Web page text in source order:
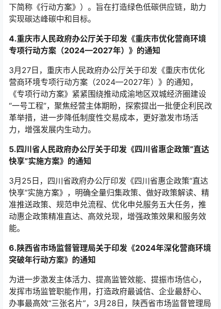
下简称《行动方案》）。旨在打造绿色低碳供应链，助力
实现碳达峰碳中和目标。
4.重庆市人民政府办公厅关于印发《重庆市优化营商环境
专项行动方案（2024—2027年）》的通知
3月27日，重庆市人民政府办公厅关于印发《重庆市优化
营商环境专项行动方案（2024—2027年）》的通知，
《专项行动方案》紧紧围绕推动成渝地区双城经济圈建设
“一号工程”，聚焦经营主体期盼，探索提出一批便企利民改
革举措，进一步降低制度性交易成本，更好激发市场活
力，增强发展内生动力。
5.四川省人民政府办公厅关于印发《四川省惠企政策“直达
快享”实施方案》的通知
3月25日，四川省政府办公厅印发《四川省惠企政策“直达
快享”实施方案》，明确全量归集政策、做好政策解读、精
准推送政策、规范申兑流程、优化申兑服务五大任务，推
动惠企政策精准直达、高效兑现，增强政策效果和服务效
能。
6.陕西省市场监督管理局关于印发《2024年深化营商环境
突破年行动方案》的通知
为进一步激发主体活力、提高监管效能、提振市场信心，
发挥市场监管职能作用，打造政府最诚信、企业最舒心、
办事最高效“三张名片”，3月28日，陕西省市场监督管理局